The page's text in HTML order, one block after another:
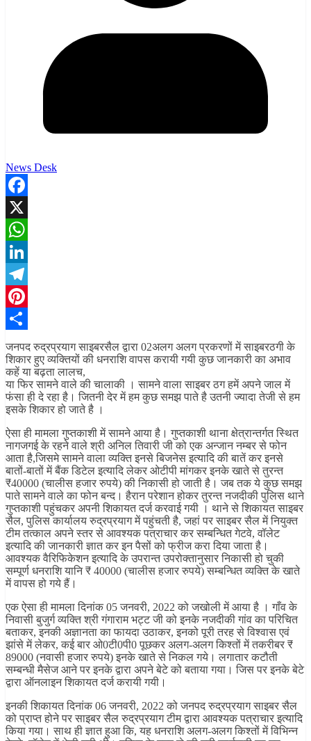
News Desk
Facebook
X
WhatsApp
LinkedIn
Telegram
Pinterest
जनपद रुद्रप्रयाग साइबरसैल द्वारा 02अलग अलग प्रकरणों में साइबरठगी के
शिकार हुए व्यक्तियों की धनराशि वापस करायी गयी कुछ जानकारी का अभाव
कहें या बढ़ता लालच,
या फिर सामने वाले की चालाकी । सामने वाला साइबर ठग हमें अपने जाल में
फंसा ही दे रहा है। जितनी देर में हम कुछ समझ पाते है उतनी ज्यादा तेजी से हम
इसके शिकार हो जाते है ।
ऐसा ही मामला गुप्तकाशी में सामने आया है। गुप्तकाशी थाना क्षेत्रान्तर्गत स्थित
नागजगई के रहने वाले श्री अनिल तिवारी जी को एक अन्जान नम्बर से फोन
आता है,जिसमे सामने वाला व्यक्ति इनसे बिजनेस इत्यादि की बातें कर इनसे
बातों-बातों में बैंक डिटेल इत्यादि लेकर ओटीपी मांगकर इनके खाते से तुरन्त
‌₹40000 (चालीस हजार रुपये) की निकासी हो जाती है। जब तक ये कुछ समझ
पाते सामने वाले का फोन बन्द। हैरान परेशान होकर तुरन्त नजदीकी पुलिस थाने
गुप्तकाशी पहुंचकर अपनी शिकायत दर्ज करवाई गयी । थाने से शिकायत साइबर
सैल, पुलिस कार्यालय रुद्रप्रयाग में पहुंचती है, जहां पर साइबर सैल में नियुक्त
टीम तत्काल अपने स्तर से आवश्यक पत्राचार कर सम्बन्धित गेटवे, वॉलेट
इत्यादि की जानकारी ज्ञात कर इन पैसों को फ्रीज करा दिया जाता है।
आवश्यक वैरिफिकेशन इत्यादि के उपरान्त उपरोक्तानुसार निकासी हो चुकी
सम्पूर्ण धनराशि यानि ₹ 40000 (चालीस हजार रुपये) सम्बन्धित व्यक्ति के खाते
में वापस हो गये हैं।
एक ऐसा ही मामला दिनांक 05 जनवरी, 2022 को जखोली में आया है । गाँव के
निवासी बुजुर्ग व्यक्ति श्री गंगाराम भट्ट जी को इनके नजदीकी गांव का परिचित
बताकर, इनकी अज्ञानता का फायदा उठाकर, इनको पूरी तरह से विश्वास एवं
झांसे में लेकर, कई बार ओ0टी0पी0 पूछकर अलग-अलग किश्तों में तकरीबर ₹
89000 (नवासी हजार रुपये) इनके खाते से निकल गये। लगातार कटौती
सम्बन्धी मैसेज आने पर इनके द्वारा अपने बेटे को बताया गया। जिस पर इनके बेटे
द्वारा ऑनलाइन शिकायत दर्ज करायी गयी।
इनकी शिकायत दिनांक 06 जनवरी, 2022 को जनपद रुद्रप्रयाग साइबर सैल
को प्राप्त होने पर साइबर सैल रुद्रप्रयाग टीम द्वारा आवश्यक पत्राचार इत्यादि
किया गया। साथ ही ज्ञात हुआ कि, यह धनराशि अलग-अलग किश्तों में विभिन्न